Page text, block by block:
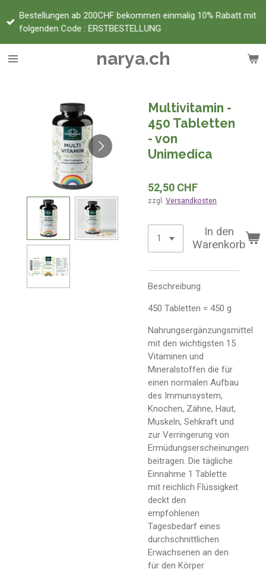
Zum
Hauptinhalt
narya.ch
Bestellungen ab 200CHF bekommen einmalig 10% Rabatt mit
folgenden Code : ERSTBESTELLUNG
Multivitamin -
450 Tabletten
- von
Unimedica
52,50 CHF
zzgl. Versandkosten
In den
Warenkorb
Beschreibung
450 Tabletten = 450 g
Nahrungsergänzungsmittel
mit den wichtigsten 15
Vitaminen und
Mineralstoffen die für
einen normalen Aufbau
des Immunsystem,
Knochen, Zähne, Haut,
Muskeln, Sehkraft und
zur Verringerung von
Ermüdungserscheinungen
beitragen. Die tägliche
Einnahme 1 Tablette
mit reichlich Flüssigkeit
deckt den
empfohlenen
Tagesbedarf eines
durchschnittlichen
Erwachsenen an den
für den Körper